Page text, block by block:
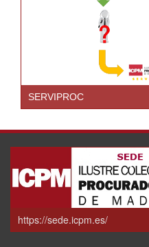
SERVIPROC
https://sede.icpm.es/